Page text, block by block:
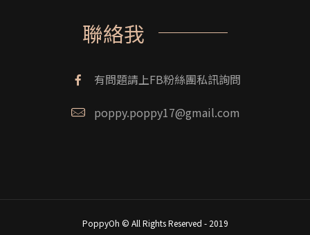
聯絡我
有問題請上FB粉絲團私訊詢問
poppy.poppy17@gmail.com
PoppyOh © All Rights Reserved - 2019